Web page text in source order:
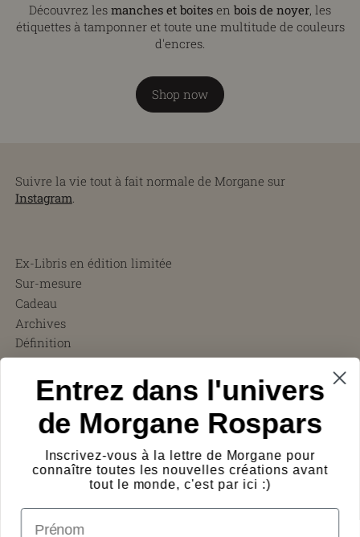
Découvrez les manches et boites en bois de noyer, les
étiquettes à tamponner et toute une multitude de couleurs
d'encres.
Shop now
Suivre la vie tout à fait normale de Morgane sur
Instagram.
Ex-Libris en édition limitée
Sur-mesure
Cadeau
Archives
Définition
CGV
Charity ❤︎
À propos
Presse
Frais de port
Entrez dans l'univers
de Morgane Rospars
Inscrivez-vous à la lettre de Morgane pour
connaître toutes les nouvelles créations avant
tout le monde, c'est par ici :)
prénom